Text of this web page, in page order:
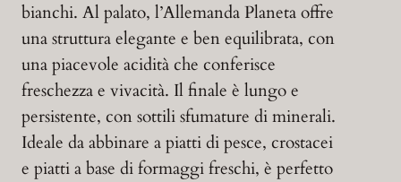
bianchi. Al palato, l’Allemanda Planeta offre
una struttura elegante e ben equilibrata, con
una piacevole acidità che conferisce
freschezza e vivacità. Il finale è lungo e
persistente, con sottili sfumature di minerali.
Ideale da abbinare a piatti di pesce, crostacei
e piatti a base di formaggi freschi, è perfetto